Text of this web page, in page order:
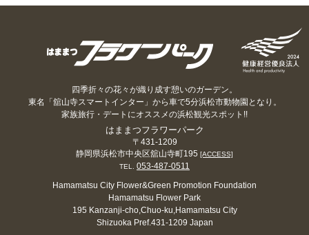
四季折々の花々が織り成す憩いのガーデン。
東名「舘山寺スマートインター」から車で5分浜松市動物園となり。
家族旅行・デートにオススメの浜松観光スポット!!
はままつフラワーパーク
〒431-1209
静岡県浜松市中央区舘山寺町195 [ACCESS]
TEL.
053-487-0511
Hamamatsu City Flower&Green Promotion Foundation
Hamamatsu Flower Park
195 Kanzanji-cho,Chuo-ku,Hamamatsu City
Shizuoka Pref.431-1209 Japan